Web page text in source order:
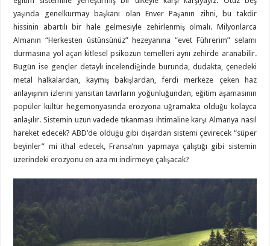
yaşında genelkurmay başkanı olan Enver Paşanın zihni, bu takdir
hissinin abartılı bir hale gelmesiyle zehirlenmiş olmalı. Milyonlarca
Almanın “Herkesten üstünsünüz” hezeyanına “evet Führerim” selamı
durmasına yol açan kitlesel psikozun temelleri aynı zehirde aranabilir.
Bugün ise gençler detaylı incelendiğinde burunda, dudakta, çenedeki
metal halkalardan, kaymış bakışlardan, ferdi merkeze çeken haz
anlayışının izlerini yansıtan tavırların yoğunluğundan, eğitim aşamasının
popüler kültür hegemonyasında erozyona uğramakta olduğu kolayca
anlaşılır. Sistemin uzun vadede tıkanması ihtimaline karşı Almanya nasıl
hareket edecek? ABD’de olduğu gibi dışardan sistemi çevirecek “süper
beyinler” mi ithal edecek, Fransa’nın yapmaya çalıştığı gibi sistemin
üzerindeki erozyonu en aza mı indirmeye çalışacak?